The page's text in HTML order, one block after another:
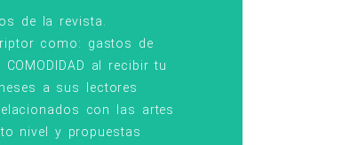
de la revista.
como: gastos de
al recibir tu
a sus lectores
con las artes
nivel y propuestas